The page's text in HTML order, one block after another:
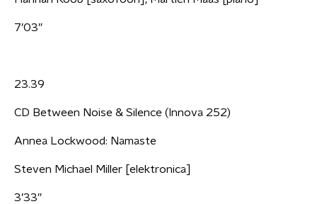
7’03”
23.39
CD Between Noise & Silence (Innova 252)
Annea Lockwood: Namaste
Steven Michael Miller [elektronica]
3’33”